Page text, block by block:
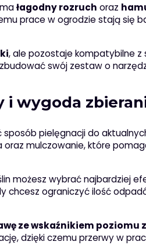
łagodny rozruch oraz
prace w ogrodzie stają się
, ale pozostaje kompatybilne
swój zestaw o
i wygoda
pielęgnacji do
oraz mulczowanie, które
możesz wybrać najbardziej
chcesz ograniczyć ilość
ze wskaźnikiem poziomu
dzięki czemu przerwy w